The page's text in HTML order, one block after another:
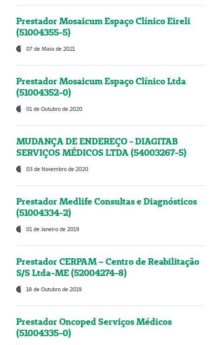
Prestador Mosaicum Espaço Clínico Eireli
(51004355-5)
07 de Maio de 2021
Prestador Mosaicum Espaço Clínico Ltda
(51004352-0)
01 de Outubro de 2020
MUDANÇA DE ENDEREÇO - DIAGITAB
SERVIÇOS MÉDICOS LTDA (54003267-5)
03 de Novembro de 2020
Prestador Medlife Consultas e Diagnósticos
(51004334-2)
01 de Janeiro de 2019
Prestador CERPAM – Centro de Reabilitação
S/S Ltda-ME (52004274-8)
18 de Outubro de 2019
Prestador Oncoped Serviços Médicos
(51004335-0)